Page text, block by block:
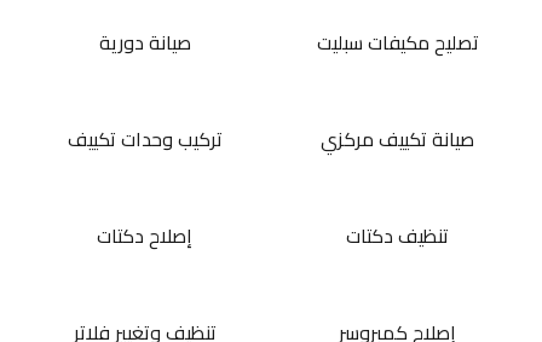
تصليح مكيفات سبليت صيانة دورية
صيانة تكييف مركزي تركيب وحدات تكييف
تنظيف دكتات إصلاح دكتات
إصلاح كمبروسر تنظيف وتغيير فلاتر